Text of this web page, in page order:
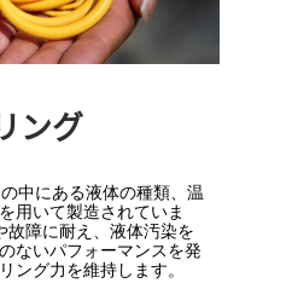
ング
中にある液体の種類、温
用いて製造されていま
障に耐え、液体汚染を
ないパフォーマンスを発
ング力を維持します。